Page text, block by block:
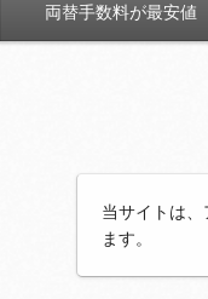
両替手数料が最安値
当サイトは
ます。